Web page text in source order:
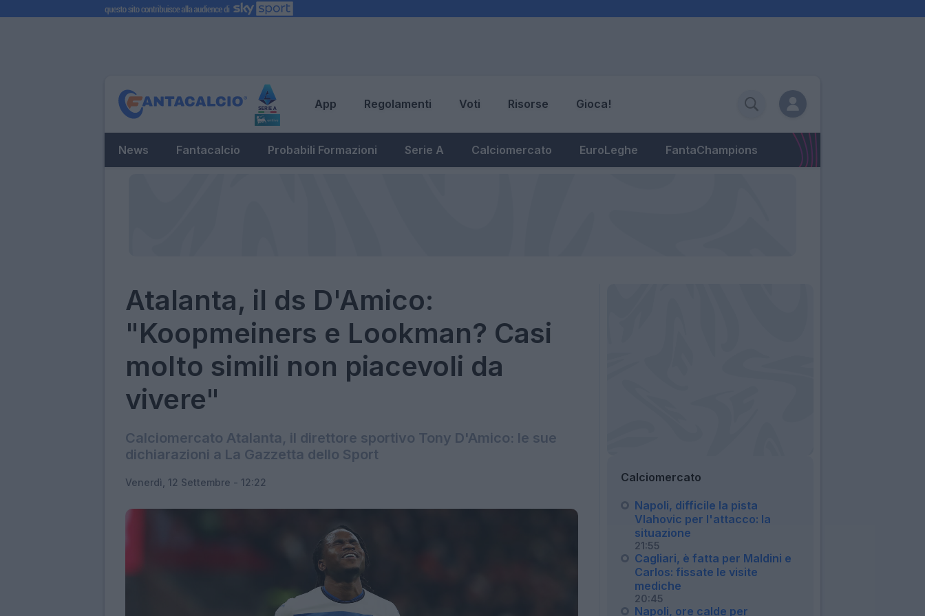
App Regolamenti Voti Risorse Gioca!
News Fantacalcio Probabili Formazioni Serie A Calciomercato EuroLeghe FantaChampions
Atalanta, il ds D'Amico:
"Koopmeiners e Lookman? Casi
molto simili non piacevoli da
vivere"
Calciomercato Atalanta, il direttore sportivo Tony D'Amico: le sue
dichiarazioni a La Gazzetta dello Sport
Venerdì, 12 Settembre - 12:22 Calciomercato
Napoli, difficile la pista
Vlahovic per l'attacco: la
situazione
21:55
Cagliari, è fatta per Maldini e
Carlos: fissate le visite
mediche
20:45
Napoli, ore calde per